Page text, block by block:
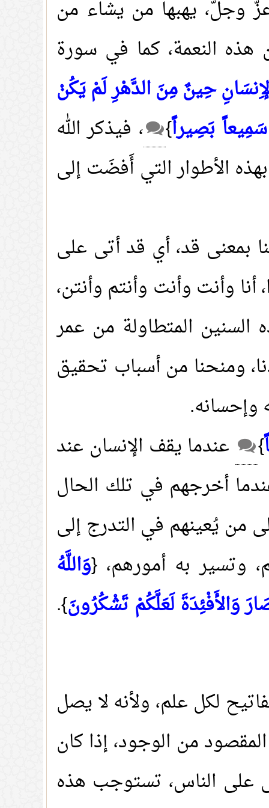
وجلَّ، يهبها من يشاء من
النعمة، كما في سورة
حِينٌ مِنَ الدَّهْرِ لَمْ يَكُنْ
بَصِيراً}
، فيذكر الله
الأطوار التي أَفضَت إلى
بمعنى قد، أي قد أتى على
وأنت وأنت وأنتم وأنتن،
السنين المتطاولة من عمر
ومنحنا من أسباب تحقيق
وإحسانه.
}
عندما يقف الإنسان عند
أخرجهم في تلك الحال
من يُعينهم في التدرج إلى
وتسير به أمورهم، {وَاللَّهُ
وَالأَفْئِدَةَ لَعَلَّكُمْ تَشْكُرُونَ}
.
لكل علم، ولأنه لا يصل
من الوجود، إذا كان
على الناس، تستوجب هذه